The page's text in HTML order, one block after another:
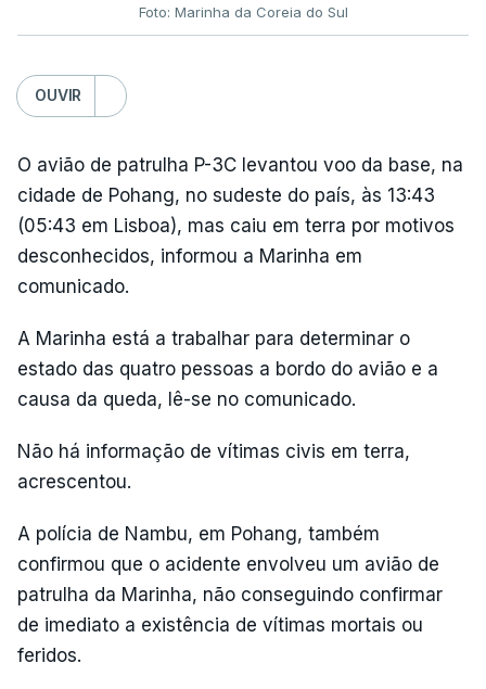
Foto: Marinha da Coreia do Sul
OUVIR
O avião de patrulha P-3C levantou voo da base, na
cidade de Pohang, no sudeste do país, às 13:43
(05:43 em Lisboa), mas caiu em terra por motivos
desconhecidos, informou a Marinha em
comunicado.
A Marinha está a trabalhar para determinar o
estado das quatro pessoas a bordo do avião e a
causa da queda, lê-se no comunicado.
Não há informação de vítimas civis em terra,
acrescentou.
A polícia de Nambu, em Pohang, também
confirmou que o acidente envolveu um avião de
patrulha da Marinha, não conseguindo confirmar
de imediato a existência de vítimas mortais ou
feridos.